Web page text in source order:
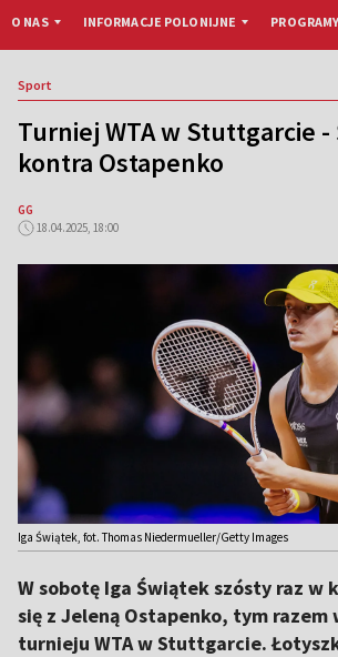
O NAS INFORMACJE POLONIJNE
Sport
Turniej WTA w Stuttgarcie
kontra Ostapenko
GG
18.04.2025, 18:00
Iga Świątek, fot. Thomas Niedermueller/Getty Images
W sobotę Iga Świątek szósty raz w
się z Jeleną Ostapenko, tym
turnieju WTA w Stuttgarcie.